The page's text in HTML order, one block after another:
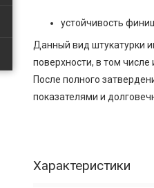
устойчивость
Данный вид штукатурки
поверхности, в том
После полного
показателями и
Характеристики